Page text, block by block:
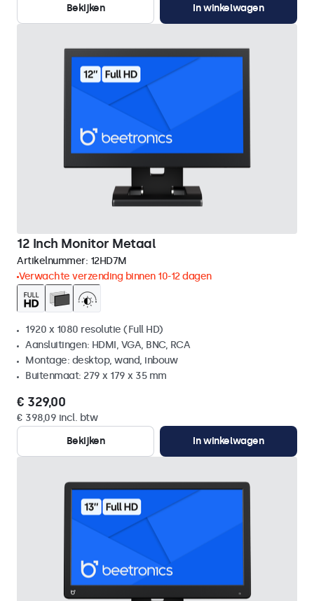
Bekijken
In winkelwagen
12 Inch Monitor Metaal
Artikelnummer: 12HD7M
Verwachte verzending binnen 10-12 dagen
1920 x 1080 resolutie (Full HD)
Aansluitingen: HDMI, VGA, BNC, RCA
Montage: desktop, wand, inbouw
Buitenmaat: 279 x 179 x 35 mm
€ 329,00
€ 398,09 incl. btw
Bekijken
In winkelwagen